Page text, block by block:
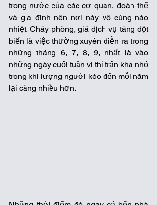
trong nước của các cơ quan, đoàn thể
và gia đình nên nơi này vô cùng náo
nhiệt. Cháy phòng, giá dịch vụ tăng đột
biến là việc thường xuyên diễn ra trong
những tháng 6, 7, 8, 9, nhất là vào
những ngày cuối tuần vì thị trấn khá nhỏ
trong khi lượng người kéo đến mỗi năm
lại càng nhiều hơn.